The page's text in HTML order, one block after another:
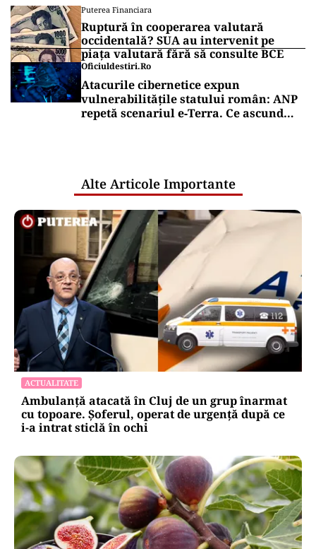
Puterea Financiara
Ruptură în cooperarea valutară
occidentală? SUA au intervenit pe
piața valutară fără să consulte BCE
Oficiuldestiri.ro
Atacurile cibernetice expun
vulnerabilitățile statului român: ANP
repetă scenariul e‑Terra. Ce ascund
Alte Articole Importante
ACTUALITATE
Ambulanță atacată în Cluj de un grup înarmat
cu topoare. Șoferul, operat de urgență după ce
i-a intrat sticlă în ochi